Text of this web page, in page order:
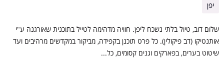
יפן
שלום דוב, טיול בלתי נשכח ליפן. חוויה מדהימה לטייל בתוכנית שאורגנה ע"י
אותנטיקו (דב פיקולין). כל פרט תוכנן בקפידה, מביקור במקדשים מרהיבים ועד
שיטוט בערים, בפארקים וגנים קסומים, כל...